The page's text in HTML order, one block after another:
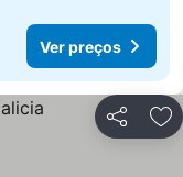
Ver preços
Partilhar